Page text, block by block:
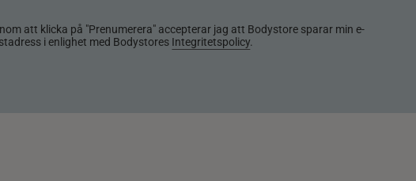
att klicka på "Prenumerera" accepterar jag att Bodystore sparar min e-
i enlighet med Bodystores Integritetspolicy.